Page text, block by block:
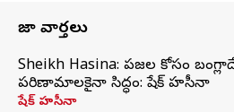
తాజా వార్తలు
Sheikh Hasina: ప్రజల కోసం
పరిణామాలకైనా సిద్ధం: షేక్ హసీనా
షేక్ హసీనా